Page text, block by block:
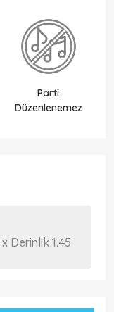
Parti
Düzenlenemez
Derinlik 1.45